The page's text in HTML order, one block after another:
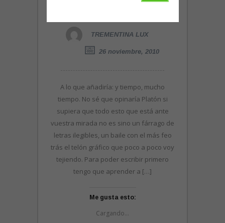
TREMENTINA LUX
26 noviembre, 2010
A lo que añadiría: y tiempo, mucho
tiempo. No sé que opinaría Platón si
supiera que todo esto que está ante
vuestra mirada no es sino un fárrago de
letras ilegibles, un baile con el más feo
trás el telón gráfico que poco a poco voy
tejiendo. Para poder escribir primero
tengo que aprender a […]
Me gusta esto:
Cargando...